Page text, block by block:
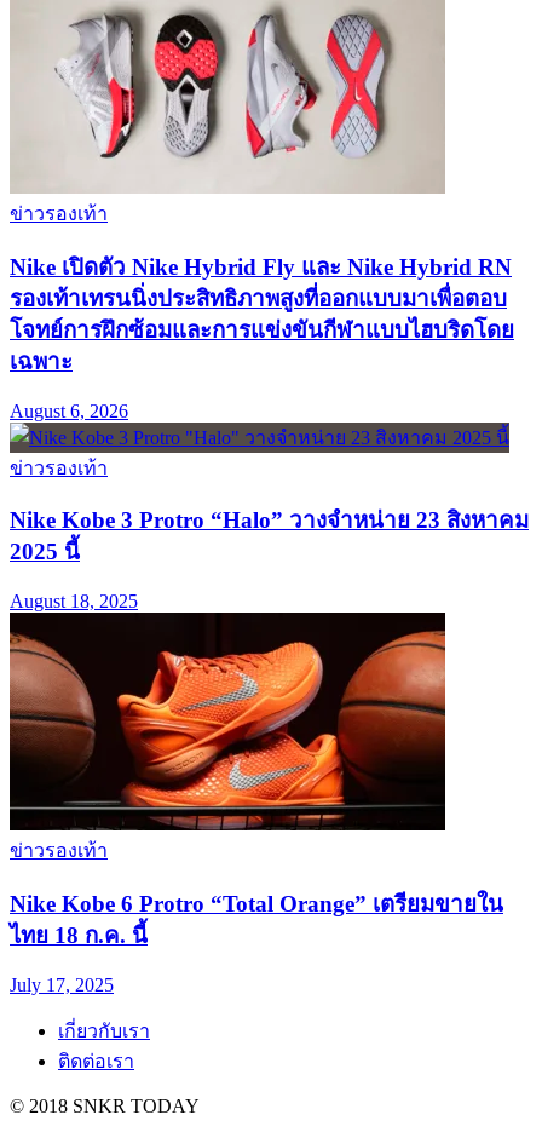
ข่าวรองเท้า
Nike เปิดตัว Nike Hybrid Fly และ Nike Hybrid RN
รองเท้าเทรนนิ่งประสิทธิภาพสูงที่ออกแบบมาเพื่อตอบ
โจทย์การฝึกซ้อมและการแข่งขันกีฬาแบบไฮบริดโดย
เฉพาะ
August 6, 2026
ข่าวรองเท้า
Nike Kobe 3 Protro “Halo” วางจำหน่าย 23 สิงหาคม
2025 นี้
August 18, 2025
ข่าวรองเท้า
Nike Kobe 6 Protro “Total Orange” เตรียมขายใน
ไทย 18 ก.ค. นี้
July 17, 2025
เกี่ยวกับเรา
ติดต่อเรา
© 2018 SNKR TODAY